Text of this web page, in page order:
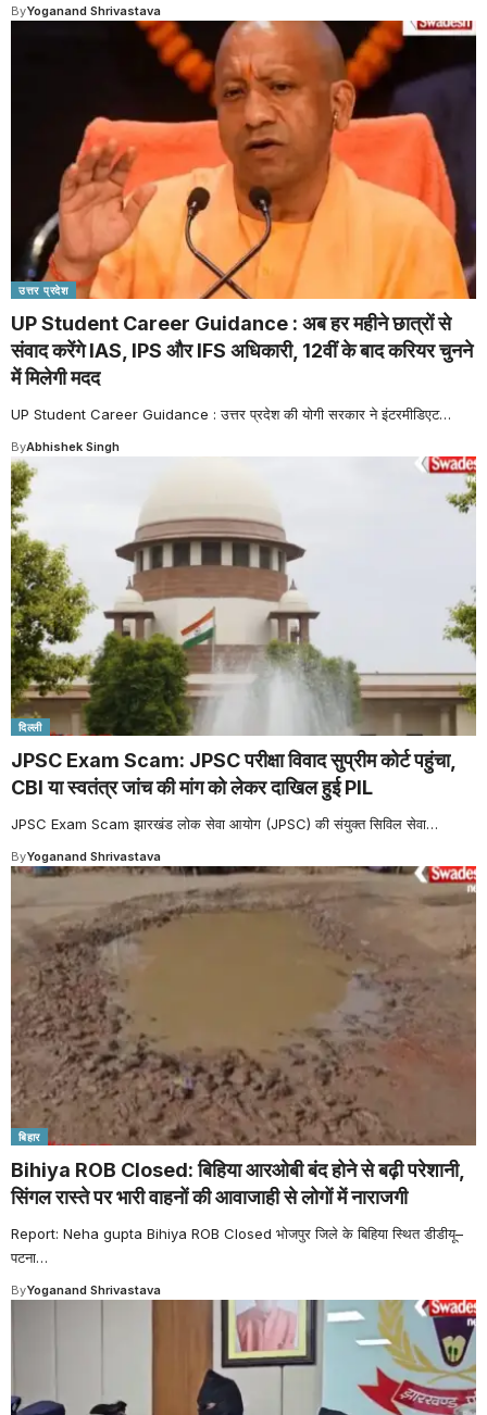
ByYoganand Shrivastava
उत्तर प्रदेश
UP Student Career Guidance : अब हर महीने छात्रों से
संवाद करेंगे IAS, IPS और IFS अधिकारी, 12वीं के बाद करियर चुनने
में मिलेगी मदद
UP Student Career Guidance : उत्तर प्रदेश की योगी सरकार ने इंटरमीडिएट…
ByAbhishek Singh
दिल्ली
JPSC Exam Scam: JPSC परीक्षा विवाद सुप्रीम कोर्ट पहुंचा,
CBI या स्वतंत्र जांच की मांग को लेकर दाखिल हुई PIL
JPSC Exam Scam झारखंड लोक सेवा आयोग (JPSC) की संयुक्त सिविल सेवा…
ByYoganand Shrivastava
बिहार
Bihiya ROB Closed: बिहिया आरओबी बंद होने से बढ़ी परेशानी,
सिंगल रास्ते पर भारी वाहनों की आवाजाही से लोगों में नाराजगी
Report: Neha gupta Bihiya ROB Closed भोजपुर जिले के बिहिया स्थित डीडीयू–
पटना…
ByYoganand Shrivastava